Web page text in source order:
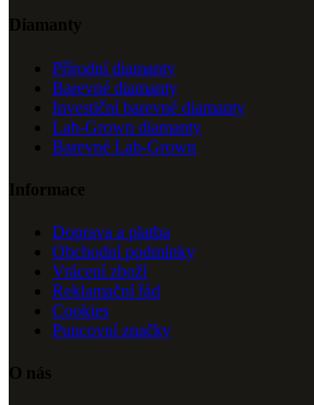
Diamanty
Přírodní diamanty
Barevné diamanty
Investiční barevné diamanty
Lab-Grown diamanty
Barevné Lab-Grown
Informace
Doprava a platba
Obchodní podmínky
Vrácení zboží
Reklamační řád
Cookies
Puncovní značky
O nás